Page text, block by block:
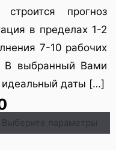
прогноз
в пределах 1-2
7-10 рабочих
В выбранный Вами
даты […]
Выберите параметры